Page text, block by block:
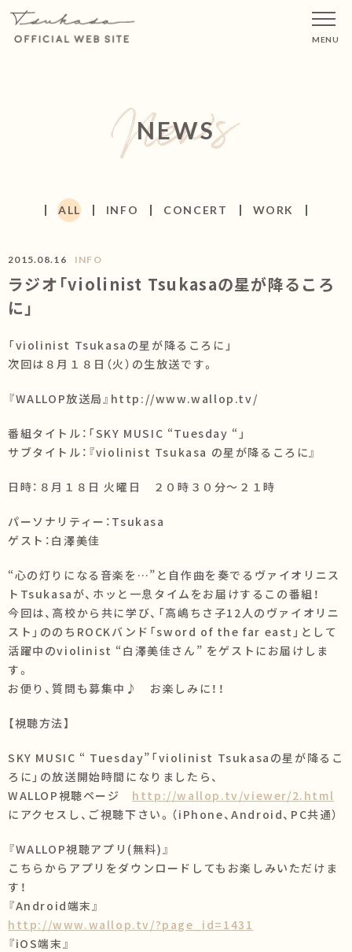
MENU
NEWS
ALL INFO CONCERT WORK
2015.08.16 INFO
ラジオ「violinist Tsukasaの星が降るころ
に」
「violinist Tsukasaの星が降るころに」
次回は８月１８日（火）の生放送です。
『WALLOP放送局』http://www.wallop.tv/
番組タイトル：「SKY MUSIC “Tuesday “」
サブタイトル：『violinist Tsukasa の星が降るころに』
日時：８月１８日 火曜日 ２０時３０分～２１時
パーソナリティー：Tsukasa
ゲスト：白澤美佳
“心の灯りになる音楽を…”と自作曲を奏でるヴァイオリニス
トTsukasaが、ホッと一息タイムをお届けするこの番組！
今回は、高校から共に学び、「高嶋ちさ子12人のヴァイオリニ
スト」ののちROCKバンド「sword of the far east」として
活躍中のviolinist “白澤美佳さん” をゲストにお届けしま
す。
お便り、質問も募集中♪ お楽しみに！！
【視聴方法】
SKY MUSIC “ Tuesday”「violinist Tsukasaの星が降るこ
ろに」の放送開始時間になりましたら、
WALLOP視聴ページ http://wallop.tv/viewer/2.html
にアクセスし、ご視聴下さい。（iPhone、Android、PC共通）
『WALLOP視聴アプリ(無料)』
こちらからアプリをダウンロードしてもお楽しみいただけま
す！
『Android端末』
http://www.wallop.tv/?page_id=1431
『iOS端末』